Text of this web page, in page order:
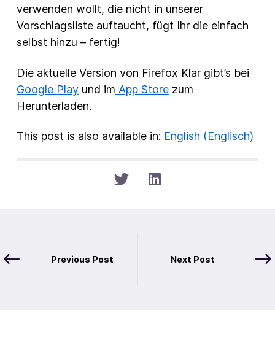
verwenden wollt, die nicht in unserer
Vorschlagsliste auftaucht, fügt Ihr die einfach
selbst hinzu – fertig!
Die aktuelle Version von Firefox Klar gibt’s bei
Google Playund im App Storezum
Herunterladen.
This post is also available in: English (Englisch)
Previous Post Next Post